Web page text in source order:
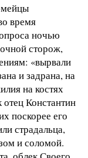
время
ночью
сторож,
«вырвали
и задрана, на
на костях
Константин
поскорее его
страдальца,
и соломой.